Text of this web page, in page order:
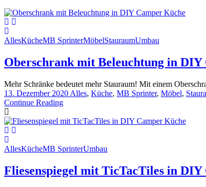
AllesKücheMB SprinterMöbelStauraumUmbau
Oberschrank mit Beleuchtung in DIY
Mehr Schränke bedeutet mehr Stauraum! Mit einem
13. Dezember 2020 Alles, Küche, MB Sprinter, Möbel,
Continue Reading
AllesKücheMB SprinterUmbau
Fliesenspiegel mit TicTacTiles in DIY